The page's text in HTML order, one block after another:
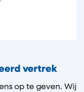
vertrek
op te geven. Wij